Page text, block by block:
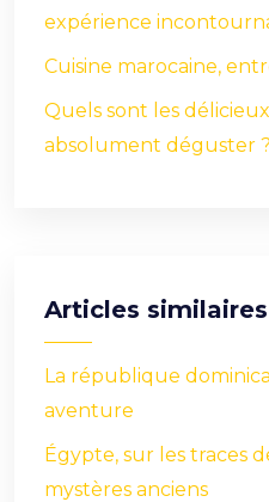
expérience
Cuisine marocaine,
Quels sont les
absolument déguster ?
Articles similaires
La république
aventure
Égypte, sur les traces
mystères anciens